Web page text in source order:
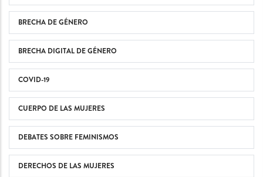
BRECHA DE GÉNERO
BRECHA DIGITAL DE GÉNERO
COVID-19
CUERPO DE LAS MUJERES
DEBATES SOBRE FEMINISMOS
DERECHOS DE LAS MUJERES